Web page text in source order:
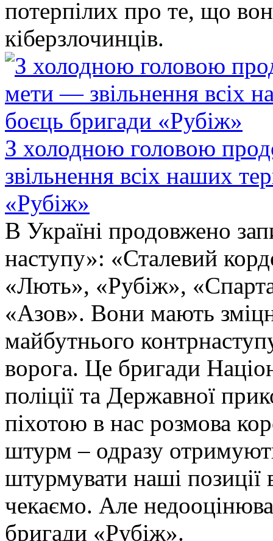
потерпілих про те, що
кіберзлочинців.
З холодною головою
звільнення всіх наших
«Рубіж»
В Україні продовжено
наступу»: «Сталевий
«Лють», «Рубіж»,
«Азов». Вони мають
майбутнього
ворога. Це бригади
поліції та Державної
піхотою в нас розмова
штурм – одразу
штурмувати наші позиції
чекаємо. Але
бригади «Рубіж».